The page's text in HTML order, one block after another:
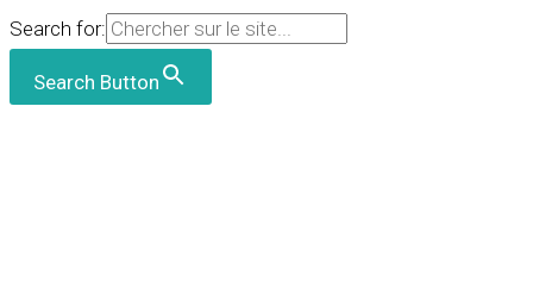
Search for:
Search Button